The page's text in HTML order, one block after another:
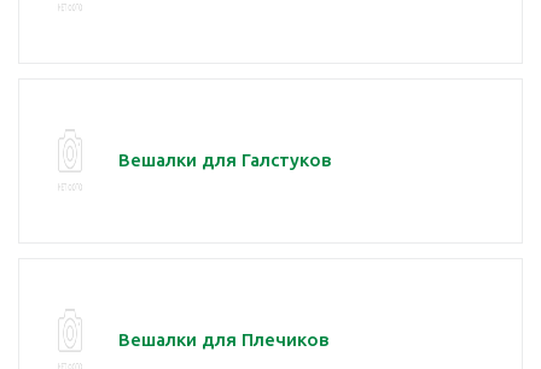
Вешалки для Галстуков
Вешалки для Плечиков